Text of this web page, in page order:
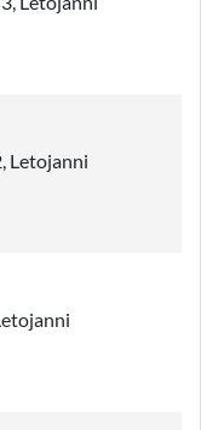
Letojanni